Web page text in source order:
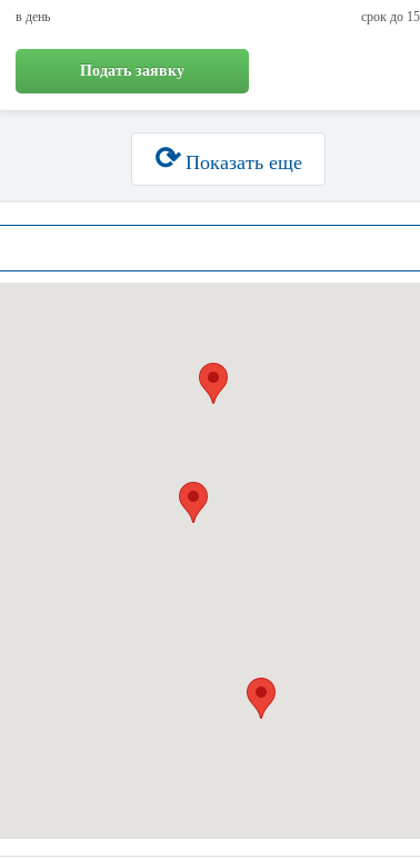
в день срок до
Подать заявку
⟳Показать еще